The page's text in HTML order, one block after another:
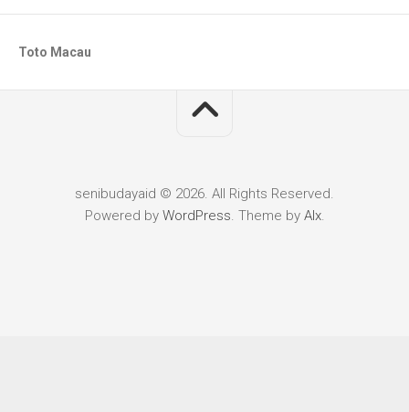
Toto Macau
senibudayaid © 2026. All Rights Reserved.
Powered by WordPress. Theme by Alx.